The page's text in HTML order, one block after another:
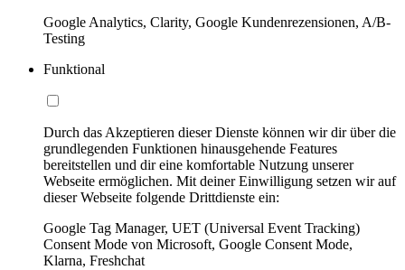
Google Analytics, Clarity, Google Kundenrezensionen, A/B-
Testing
Funktional
Durch das Akzeptieren dieser Dienste können wir dir über die
grundlegenden Funktionen hinausgehende Features
bereitstellen und dir eine komfortable Nutzung unserer
Webseite ermöglichen. Mit deiner Einwilligung setzen wir auf
dieser Webseite folgende Drittdienste ein:
Google Tag Manager, UET (Universal Event Tracking)
Consent Mode von Microsoft, Google Consent Mode,
Klarna, Freshchat